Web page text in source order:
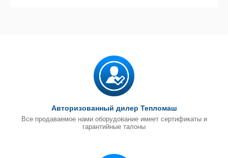
Авторизованный дилер Тепломаш
Все продаваемое нами оборудование имеет сертификаты и
гарантийные талоны